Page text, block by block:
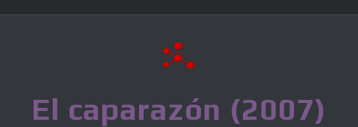
El caparazón (2007)